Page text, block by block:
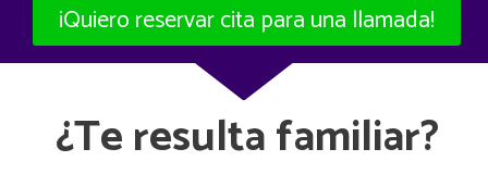
¡Quiero reservar cita para una llamada!
¿Te resulta familiar?